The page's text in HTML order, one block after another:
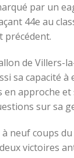
par un
44e au
précédent.
de Villers-
sa capacité
en approche
sur sa
neuf coups
victoires